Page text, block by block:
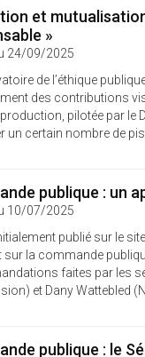
et
»
24/09/2025
de l’éthique
des contributions
pilotée par le
un certain nombre de
publique : un
10/07/2025
publié sur le
sur la commande
faites par les
et Dany Wattebled
publique : le